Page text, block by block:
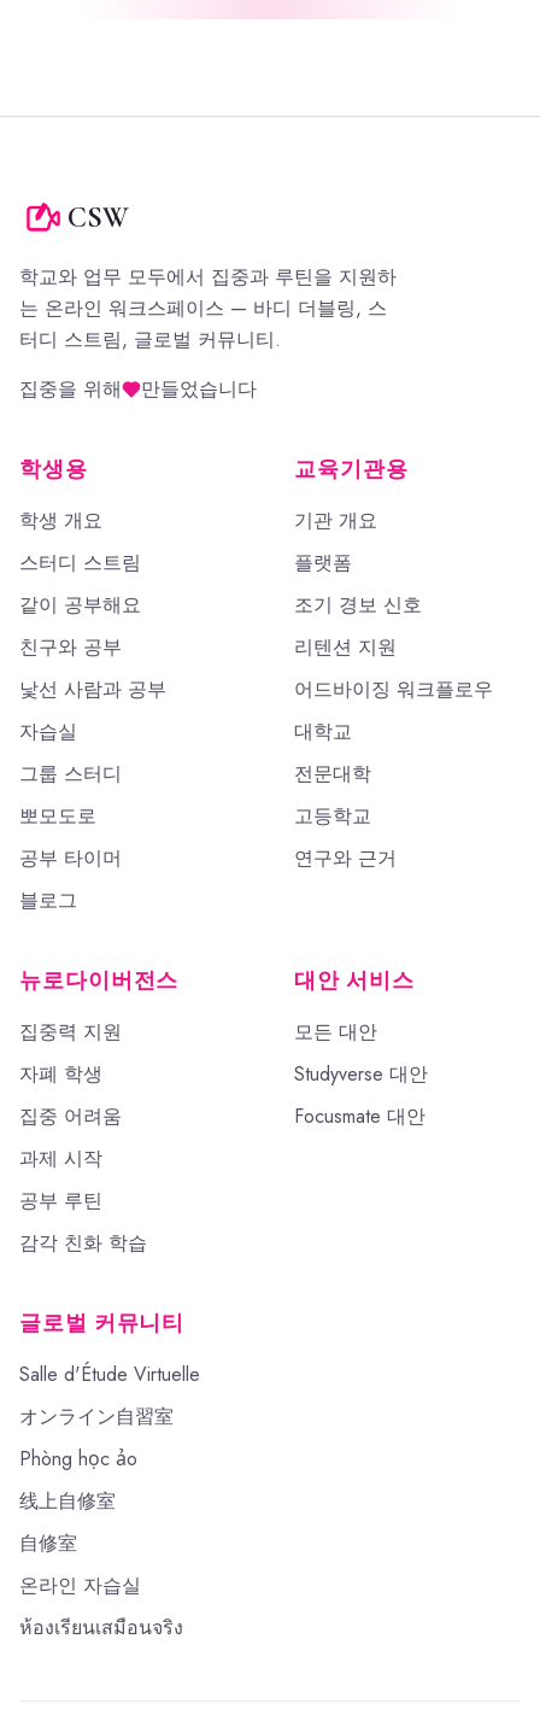
CSW
학교와 업무 모두에서 집중과 루틴을 지원하
는 온라인 워크스페이스 — 바디 더블링, 스
터디 스트림, 글로벌 커뮤니티.
집중을 위해
만들었습니다
학생용
학생 개요
스터디 스트림
같이 공부해요
친구와 공부
낯선 사람과 공부
자습실
그룹 스터디
뽀모도로
공부 타이머
블로그
교육기관용
기관 개요
플랫폼
조기 경보 신호
리텐션 지원
어드바이징 워크플로우
대학교
전문대학
고등학교
연구와 근거
뉴로다이버전스
집중력 지원
자폐 학생
집중 어려움
과제 시작
공부 루틴
감각 친화 학습
대안 서비스
모든 대안
Studyverse 대안
Focusmate 대안
글로벌 커뮤니티
Salle d'Étude Virtuelle
オンライン自習室
Phòng học ảo
线上自修室
自修室
온라인 자습실
ห้องเรียนเสมือนจริง